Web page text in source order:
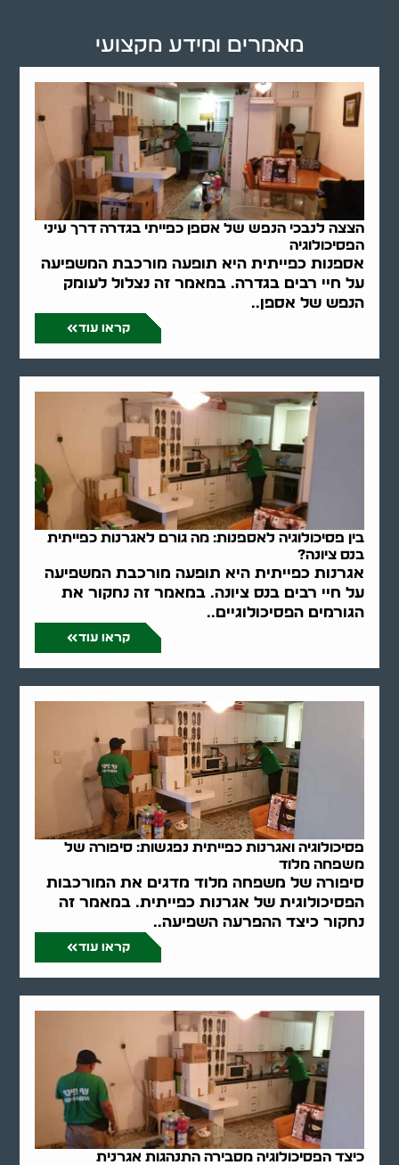
הצצה לנבכי הנפש של אספן כפייתי בגדרה דרך עיני
הפסיכולוגיה
אספנות כפייתית היא תופעה מורכבת המשפיעה
על חיי רבים בגדרה. במאמר זה נצלול לעומק
הנפש של אספן..
קראו עוד
בין פסיכולוגיה לאספנות: מה גורם לאגרנות כפייתית
בנס ציונה?
אגרנות כפייתית היא תופעה מורכבת המשפיעה
על חיי רבים בנס ציונה. במאמר זה נחקור את
הגורמים הפסיכולוגיים..
קראו עוד
פסיכולוגיה ואגרנות כפייתית נפגשות: סיפורה של
משפחה מלוד
סיפורה של משפחה מלוד מדגים את המורכבות
הפסיכולוגית של אגרנות כפייתית. במאמר זה
נחקור כיצד ההפרעה השפיעה..
קראו עוד
כיצד הפסיכולוגיה מסבירה התנהגות אגרנית
מאמרים ומידע מקצועי